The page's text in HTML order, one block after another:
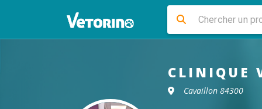
CLINIQUE
Cavaillon 84300